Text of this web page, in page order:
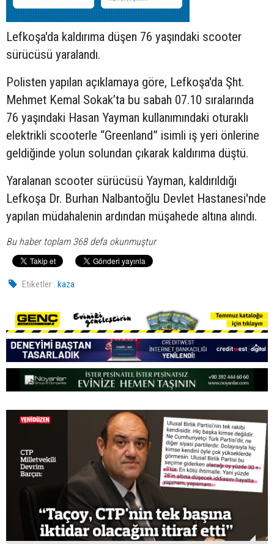
Lefkoşa'da kaldırıma düşen 76 yaşındaki scooter
sürücüsü yaralandı.
Polisten yapılan açıklamaya göre, Lefkoşa'da Şht.
Mehmet Kemal Sokak’ta bu sabah 07.10 sıralarında
76 yaşındaki Hasan Yayman kullanımındaki oturaklı
elektrikli scooterle “Greenland” isimli iş yeri önlerine
geldiğinde yolun solundan çıkarak kaldırıma düştü.
Yaralanan scooter sürücüsü Yayman, kaldırıldığı
Lefkoşa Dr. Burhan Nalbantoğlu Devlet Hastanesi'nde
yapılan müdahalenin ardından müşahede altına alındı.
Bu haber toplam 368 defa okunmuştur
Etiketler : kaza